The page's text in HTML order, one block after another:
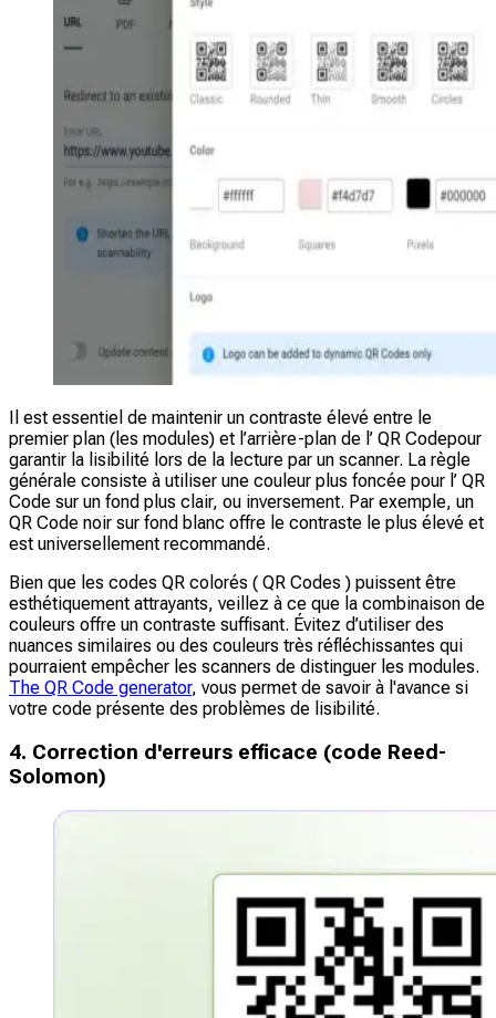
Il est essentiel de maintenir un contraste élevé entre le
premier plan (les modules) et l’arrière-plan de l’ QR Codepour
garantir la lisibilité lors de la lecture par un scanner. La règle
générale consiste à utiliser une couleur plus foncée pour l’ QR
Code sur un fond plus clair, ou inversement. Par exemple, un
QR Code noir sur fond blanc offre le contraste le plus élevé et
est universellement recommandé.
Bien que les codes QR colorés ( QR Codes ) puissent être
esthétiquement attrayants, veillez à ce que la combinaison de
couleurs offre un contraste suffisant. Évitez d’utiliser des
nuances similaires ou des couleurs très réfléchissantes qui
pourraient empêcher les scanners de distinguer les modules.
The QR Code generator, vous permet de savoir à l'avance si
votre code présente des problèmes de lisibilité.
4. Correction d'erreurs efficace (code Reed-
Solomon)